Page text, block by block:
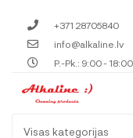
+371 28705840
info@alkaline.lv
P.-Pk.: 9:00 - 18:00